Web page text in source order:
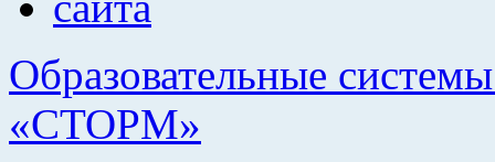
Образовательные
«СТОРМ»